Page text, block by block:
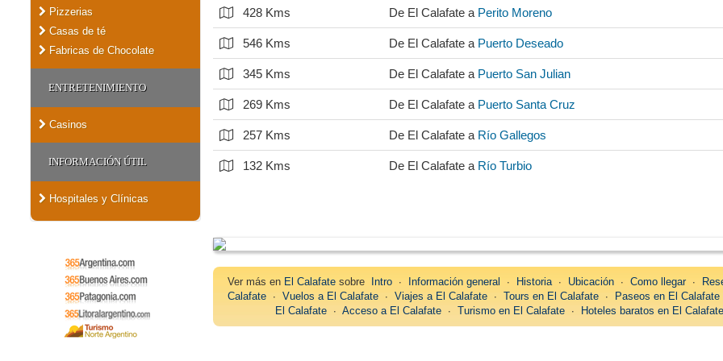
Pizzerias
Casas de té
Fabricas de Chocolate
ENTRETENIMIENTO
Casinos
INFORMACIÓN ÚTIL
Hospitales y Clínicas
428 Kms De El Calafate a Perito Moreno
546 Kms De El Calafate a Puerto Deseado
345 Kms De El Calafate a Puerto San Julian
269 Kms De El Calafate a Puerto Santa Cruz
257 Kms De El Calafate a Río Gallegos
132 Kms De El Calafate a Río Turbio
Ver más en El Calafate sobre Intro ∙ Información general ∙ Historia∙ Ubicación ∙Como llegar∙
Calafate∙ Vuelos a El Calafate∙ Viajes a El Calafate∙ Tours en El Calafate∙ Paseos en El Calafate
El Calafate ∙Acceso a El Calafate ∙Turismo en El Calafate ∙ Hoteles baratos en El Calafate